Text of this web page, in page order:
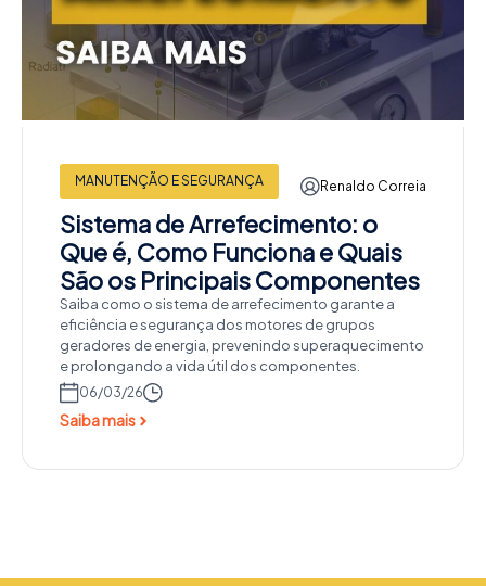
MANUTENÇÃO E SEGURANÇA Renaldo Correia
Sistema de Arrefecimento: o
Que é, Como Funciona e Quais
São os Principais Componentes
Saiba como o sistema de arrefecimento garante a
eficiência e segurança dos motores de grupos
geradores de energia, prevenindo superaquecimento
e prolongando a vida útil dos componentes.
06/03/26
Saiba mais